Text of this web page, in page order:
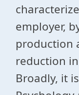
employer,
production
reduction
Broadly, it